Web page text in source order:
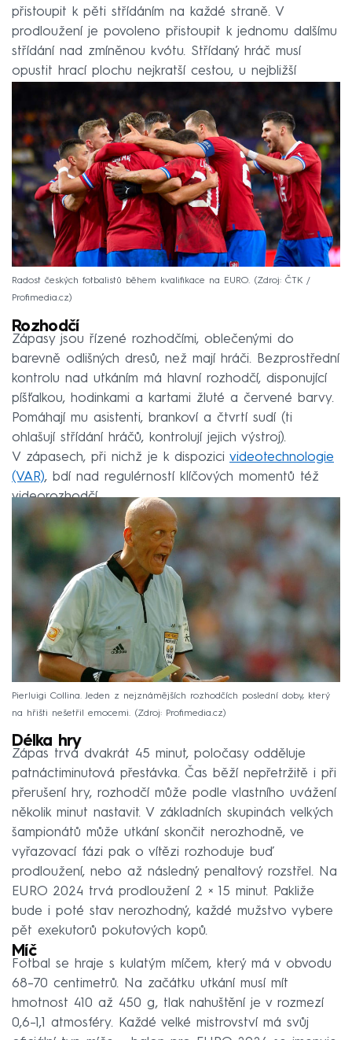
přistoupit k pěti střídáním na každé straně. V
prodloužení je povoleno přistoupit k jednomu dalšímu
střídání nad zmíněnou kvótu. Střídaný hráč musí
opustit hrací plochu nejkratší cestou, u nejbližší
Radost českých fotbalistů během kvalifikace na EURO.
Zdroj: ČTK /
Profimedia.cz
Rozhodčí
Zápasy jsou řízené rozhodčími, oblečenými do
barevně odlišných dresů, než mají hráči. Bezprostřední
kontrolu nad utkáním má hlavní rozhodčí, disponující
píšťalkou, hodinkami a kartami žluté a červené barvy.
Pomáhají mu asistenti, brankoví a čtvrtí sudí (ti
ohlašují střídání hráčů, kontrolují jejich výstroj).
V zápasech, při nichž je k dispozici videotechnologie
(VAR), bdí nad regulérností klíčových momentů též
videorozhodčí.
Pierluigi Collina. Jeden z nejznámějších rozhodčích poslední doby, který
na hřišti nešetřil emocemi.
Zdroj: Profimedia.cz
Délka hry
Zápas trvá dvakrát 45 minut, poločasy odděluje
patnáctiminutová přestávka. Čas běží nepřetržitě i při
přerušení hry, rozhodčí může podle vlastního uvážení
několik minut nastavit. V základních skupinách velkých
šampionátů může utkání skončit nerozhodně, ve
vyřazovací fázi pak o vítězi rozhoduje buď
prodloužení, nebo až následný penaltový rozstřel. Na
EURO 2024 trvá prodloužení 2 × 15 minut. Pakliže
bude i poté stav nerozhodný, každé mužstvo vybere
pět exekutorů pokutových kopů.
Míč
Fotbal se hraje s kulatým míčem, který má v obvodu
68–⁠70 centimetrů. Na začátku utkání musí mít
hmotnost 410 až 450 g, tlak nahuštění je v rozmezí
0,6–1,1 atmosféry. Každé velké mistrovství má svůj